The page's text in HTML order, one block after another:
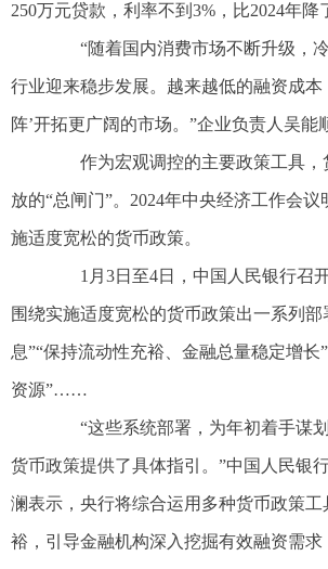
250万元贷款，利率不到3%，比2024年降
“随着国内消费市场不断升级，冷
行业迎来稳步发展。越来越低的融资成本
阵’开拓更广阔的市场。”企业负责人吴能
作为宏观调控的主要政策工具，
放的“总闸门”。2024年中央经济工作会议
施适度宽松的货币政策。
1月3日至4日，中国人民银行召开
围绕实施适度宽松的货币政策出一系列部
息”“保持流动性充裕、金融总量稳定增长
资源”……
“这些系统部署，为年初着手谋划
货币政策提供了具体指引。”中国人民银
澜表示，央行将综合运用多种货币政策
裕，引导金融机构深入挖掘有效融资需